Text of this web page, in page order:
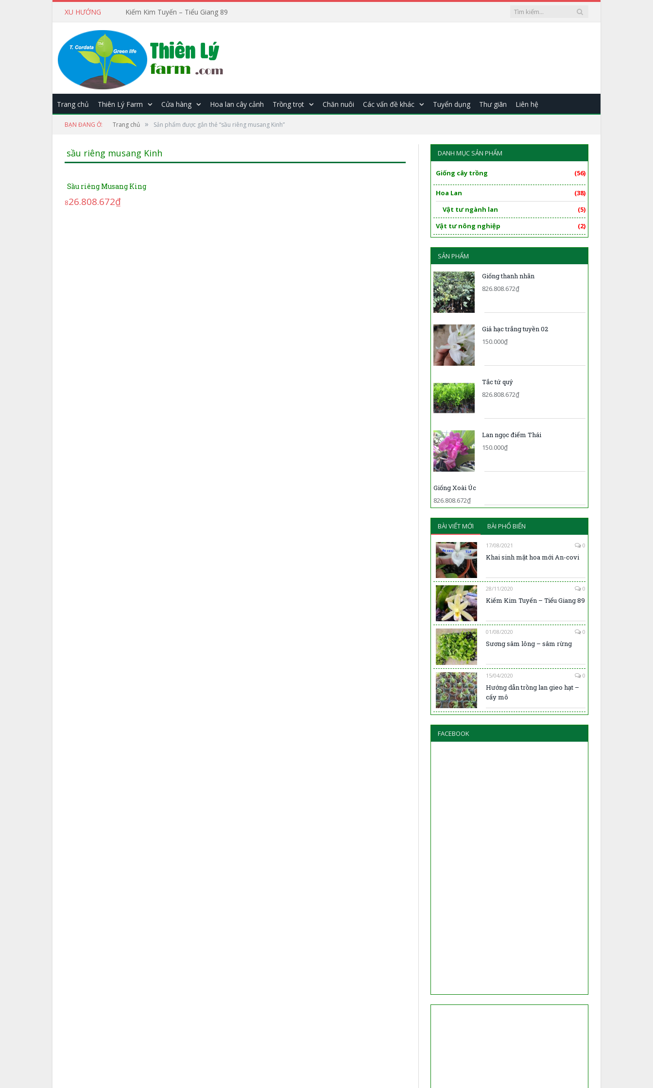
XU HƯỚNG Kiếm Kim Tuyến – Tiểu Giang 89
Trang chủ Thiên Lý Farm Cửa hàng Hoa lan cây cảnh Trồng trọt Chăn nuôi Các vấn đề khác Tuyển dụng Thư giãn Liên hệ
BẠN ĐANG Ở: Trang chủ » Sản phẩm được gắn thẻ “sầu riêng musang Kinh”
sầu riêng musang Kinh
Sầu riêng Musang King
826.808.672₫
DANH MỤC SẢN PHẨM
Giống cây trồng (56)
Hoa Lan
(38)
Vật tư ngành lan
(5)
Vật tư nông nghiệp
(2)
SẢN PHẨM
Giống thanh nhãn
826.808.672₫
Giả hạc trắng tuyền 02
150.000₫
Tắc tứ quý
826.808.672₫
Lan ngọc điểm Thái
150.000₫
Giống Xoài Úc
826.808.672₫
BÀI VIẾT MỚI BÀI PHỔ BIẾN
17/08/2021 0
Khai sinh mặt hoa mới An-covi
28/11/2020 0
Kiếm Kim Tuyến – Tiểu Giang 89
01/08/2020 0
Sương sâm lông – sâm rừng
15/04/2020 0
Hướng dẫn trồng lan gieo hạt –
cấy mô
FACEBOOK